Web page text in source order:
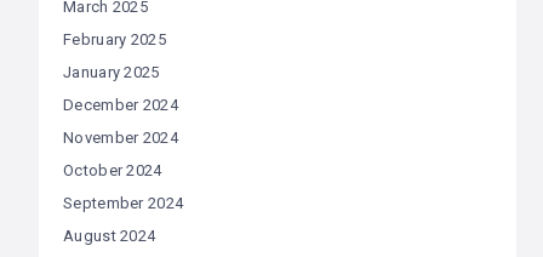
March 2025
February 2025
January 2025
December 2024
November 2024
October 2024
September 2024
August 2024